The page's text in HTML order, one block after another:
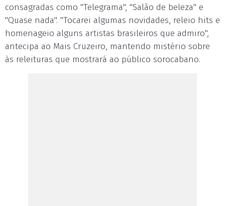
consagradas como "Telegrama", "Salão de beleza" e
"Quase nada". "Tocarei algumas novidades, releio hits e
homenageio alguns artistas brasileiros que admiro",
antecipa ao Mais Cruzeiro, mantendo mistério sobre
às releituras que mostrará ao público sorocabano.